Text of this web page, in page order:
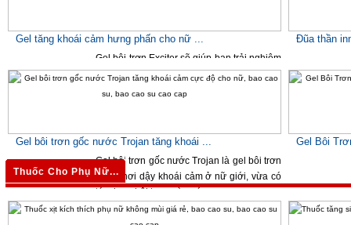
Gel tăng khoái cảm hưng phấn cho nữ ...
Gel bôi trơn Exciter sẽ giúp bạn trải nghiệm
những đợt cực khoái liên hồi, khiến bạn sẽ
phải ngạc ...
Đũa thần
Gel bôi trơn gốc nước Trojan tăng khoái ...
Gel bôi trơn gốc nước Trojan là gel bôi trơn
giúp khơi dậy khoái cảm ở nữ giới, vừa có
tác dụng bôi trơn, vừa có ...
950,000 VNĐ
Gel Bôi
Thuốc Cho Phụ Nữ...